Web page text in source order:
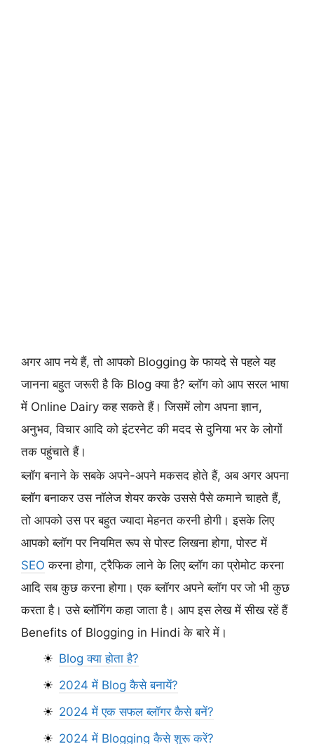
अगर आप नये हैं, तो आपको Blogging के फायदे से पहले यह
जानना बहुत जरूरी है कि Blog क्या है? ब्लॉग को आप सरल भाषा
में Online Dairy कह सकते हैं। जिसमें लोग अपना ज्ञान,
अनुभव, विचार आदि को इंटरनेट की मदद से दुनिया भर के लोगों
तक पहुंचाते हैं।
ब्लॉग बनाने के सबके अपने-अपने मकसद होते हैं, अब अगर अपना
ब्लॉग बनाकर उस नॉलेज शेयर करके उससे पैसे कमाने चाहते हैं,
तो आपको उस पर बहुत ज्यादा मेहनत करनी होगी। इसके लिए
आपको ब्लॉग पर नियमित रूप से पोस्ट लिखना होगा, पोस्ट में
SEO करना होगा, ट्रैफिक लाने के लिए ब्लॉग का प्रोमोट करना
आदि सब कुछ करना होगा। एक ब्लॉगर अपने ब्लॉग पर जो भी कुछ
करता है। उसे ब्लॉगिंग कहा जाता है। आप इस लेख में सीख रहें हैं
Benefits of Blogging in Hindi के बारे में।
Blog क्या होता है?
2024 में Blog कैसे बनायें?
2024 में एक सफल ब्लॉगर कैसे बनें?
2024 में Blogging कैसे शुरू करें?